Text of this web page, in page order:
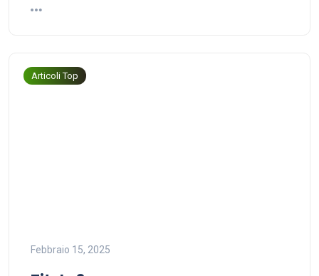
Articoli Top
Febbraio 15, 2025